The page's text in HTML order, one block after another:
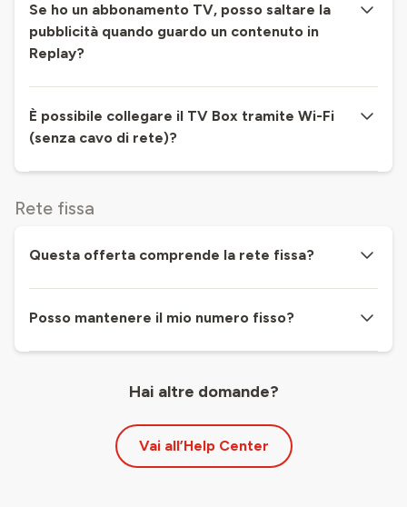
Se ho un abbonamento TV, posso saltare la
pubblicità quando guardo un contenuto in
Replay?
È possibile collegare il TV Box tramite Wi-Fi
(senza cavo di rete)?
Rete fissa
Questa offerta comprende la rete fissa?
Posso mantenere il mio numero fisso?
Hai altre domande?
Vai all’Help Center